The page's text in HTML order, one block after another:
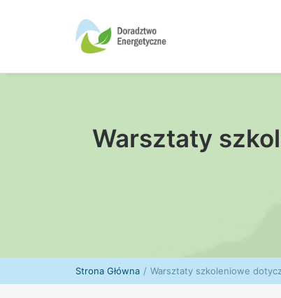
Warsztaty
Strona Główna Warsztaty szkoleniowe